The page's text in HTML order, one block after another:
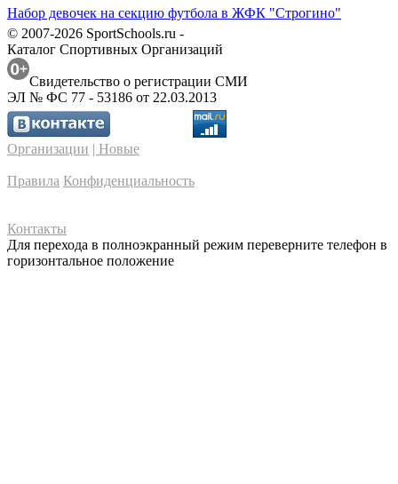
Набор девочек на секцию футбола в ЖФК "Строгино"
© 2007-2026 SportSchools.ru -
Каталог Спортивных Организаций
Свидетельство о регистрации СМИ
ЭЛ № ФС 77 - 53186 от 22.03.2013
Организации | Новые
Правила Конфиденциальность
Контакты
Для перехода в полноэкранный режим переверните телефон в
горизонтальное положение